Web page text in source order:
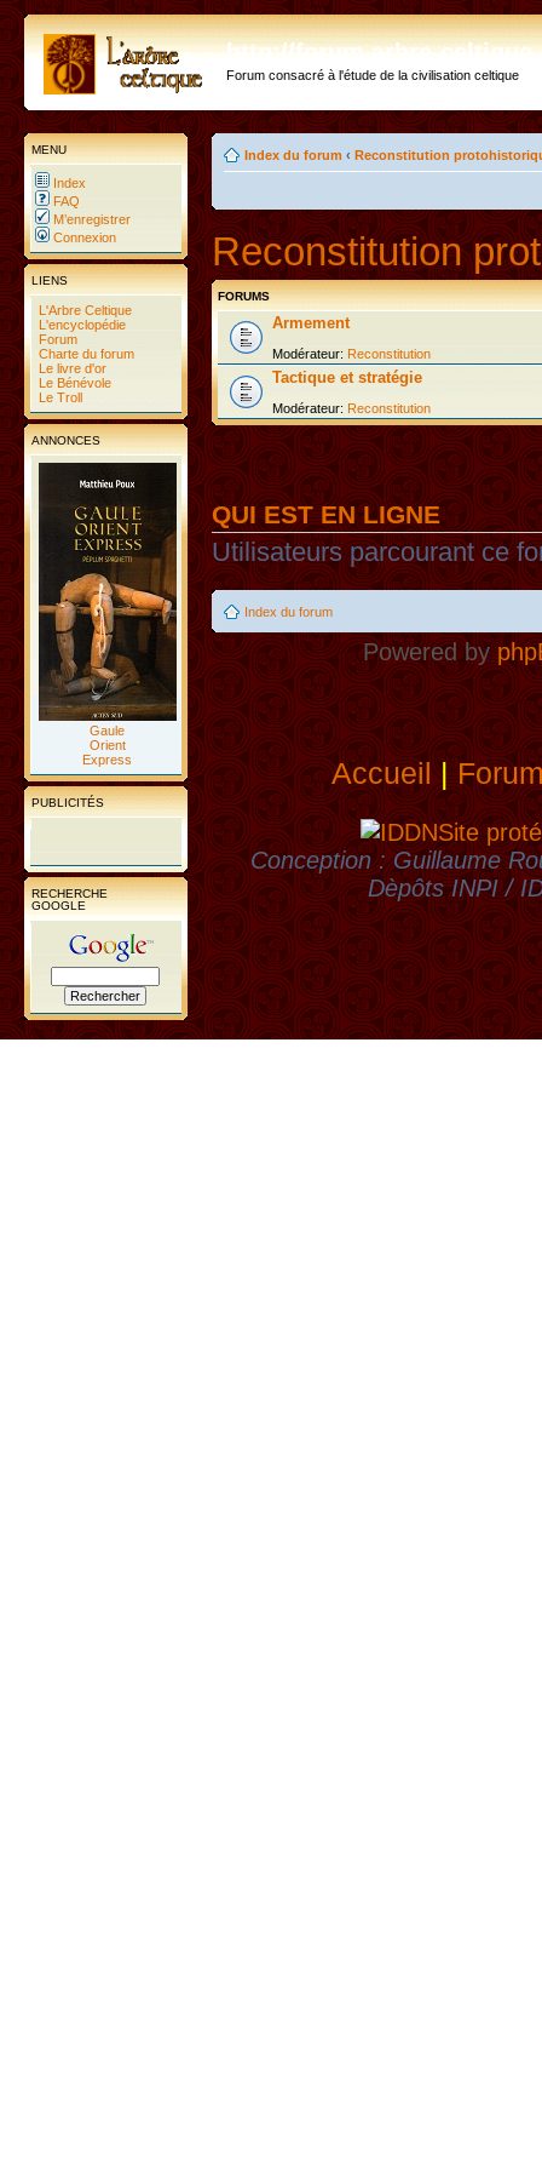
http://forum.arbre-
Forum consacré à l'étude de la civilisation celtique
MENU
Index
FAQ
M’enregistrer
Connexion
LIENS
L'Arbre Celtique
L'encyclopédie
Forum
Charte du forum
Le livre d'or
Le Bénévole
Le Troll
ANNONCES
Gaule
Orient
Express
PUBLICITÉS
RECHERCHE
GOOGLE
Index du forum ‹ Reconstitution
Reconstitution
FORUMS
Armement
Modérateur: Reconstitution
Tactique et stratégie
Modérateur: Reconstitution
QUI EST EN LIGNE
Utilisateurs parcourant ce
Index du forum
Powered by
Accueil|
Site
Conception : Guillaume
Dèpôts INPI /